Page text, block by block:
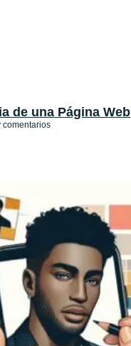
de una Página Web